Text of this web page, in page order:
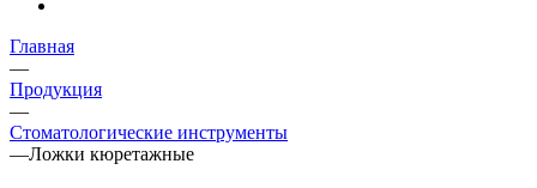
Главная
—
Продукция
—
Стоматологические инструменты
—Ложки кюретажные